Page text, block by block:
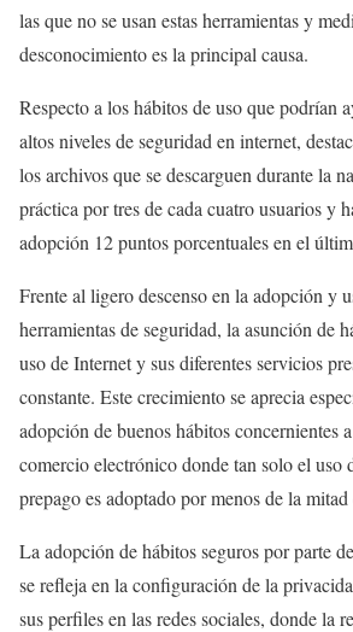
las que no se usan estas herramientas y
desconocimiento es la principal causa.
Respecto a los hábitos de uso que podrían
altos niveles de seguridad en internet,
los archivos que se descarguen durante la
práctica por tres de cada cuatro usuarios y
adopción 12 puntos porcentuales en el
Frente al ligero descenso en la adopción y
herramientas de seguridad, la asunción de
uso de Internet y sus diferentes servicios
constante. Este crecimiento se aprecia
adopción de buenos hábitos concernientes
comercio electrónico donde tan solo el uso
prepago es adoptado por menos de la
La adopción de hábitos seguros por parte
se refleja en la configuración de la
sus perfiles en las redes sociales, donde la